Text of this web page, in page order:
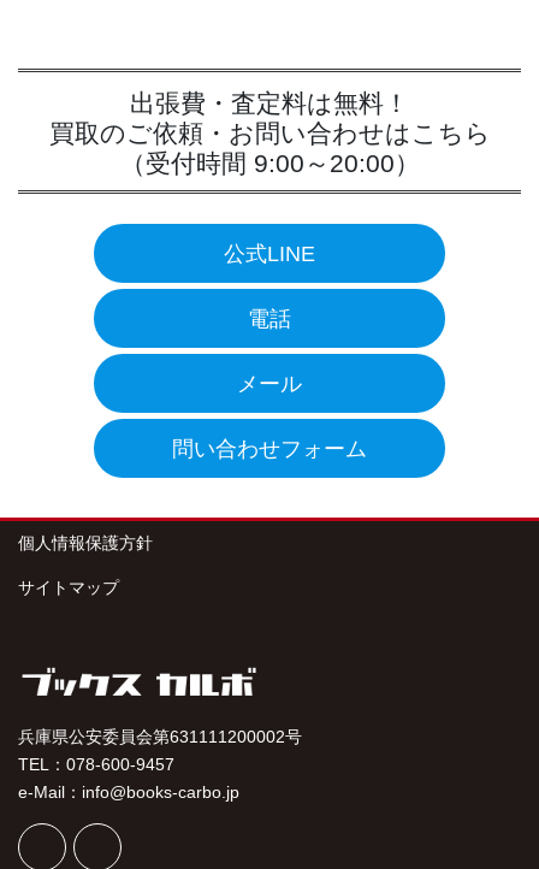
出張費・査定料は無料！
買取のご依頼・お問い合わせはこちら
（受付時間 9:00～20:00）
公式LINE
電話
メール
問い合わせフォーム
個人情報保護方針
サイトマップ
兵庫県公安委員会第631111200002号
TEL：078-600-9457
e-Mail：info@books-carbo.jp